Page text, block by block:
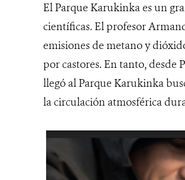
El Parque Karukinka es un
científicas. El profesor
emisiones de metano y
por castores. En tanto, desde
llegó al Parque Karukinka
la circulación atmosférica